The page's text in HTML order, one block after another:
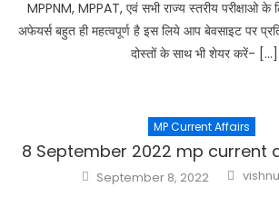
MPPNM, MPPAT, एवं सभी राज्य स्तरीय परीक्षाओ
अफेयर्स बहुत ही महत्वपूर्ण है इस लिये आप बेवसाइट पर
दोस्तों के साथ भी शेयर करें- […]
MP Current Affairs
8 September 2022 mp current
Posted
on
September 8, 2022